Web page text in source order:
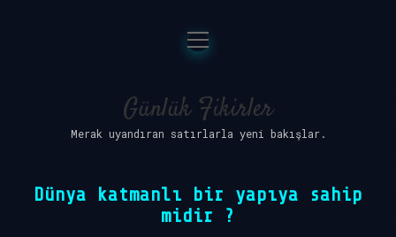
Anasayfa
Gizlilik Politikası
Yasal Uyarı
Hakkımızda
menüyü
aç
Günlük Fikirler
Merak uyandıran satırlarla yeni bakışlar.
Dünya katmanlı bir yapıya sahip
midir ?